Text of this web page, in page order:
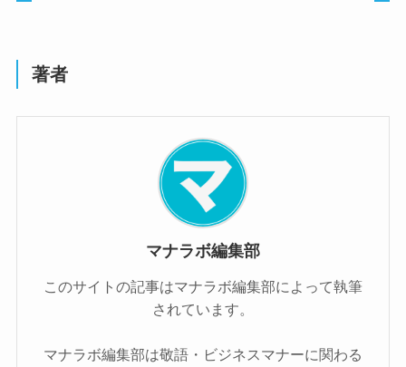
著者
マナラボ編集部
このサイトの記事はマナラボ編集部によって執筆
されています。
マナラボ編集部は敬語・ビジネスマナーに関わる